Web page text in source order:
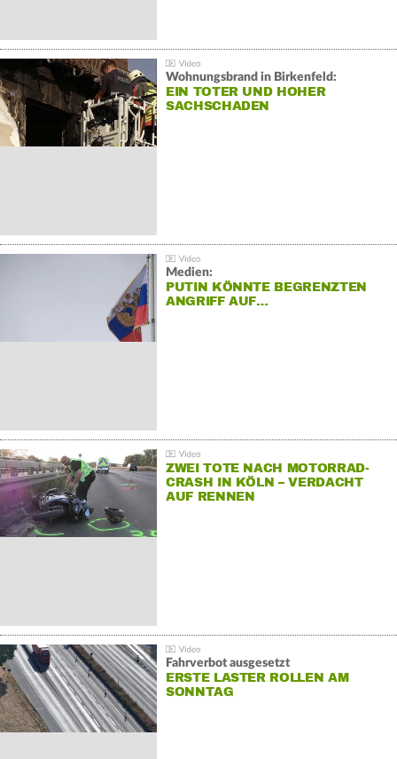
Wohnungsbrand in Birkenfeld:
EIN TOTER UND HOHER
SACHSCHADEN
Medien:
PUTIN KÖNNTE BEGRENZTEN
ANGRIFF AUF…
ZWEI TOTE NACH MOTORRAD-
CRASH IN KÖLN – VERDACHT
AUF RENNEN
Fahrverbot ausgesetzt
ERSTE LASTER ROLLEN AM
SONNTAG